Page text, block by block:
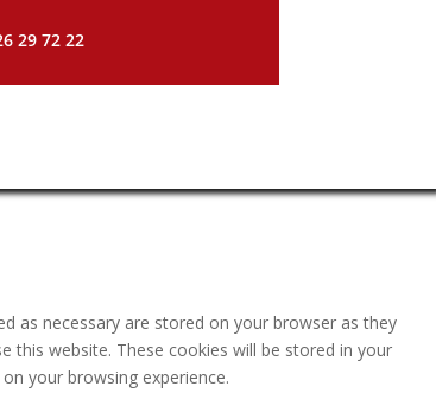
29 72 22
as necessary are stored on your browser as they
this website. These cookies will be stored in your
your browsing experience.